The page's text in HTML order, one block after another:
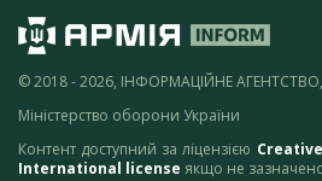
© 2018 - 2026, ІНФОРМАЦІЙНЕ АГЕНТСТВО,
Міністерство оборони України
Контент доступний за ліцензією
International license якщо не